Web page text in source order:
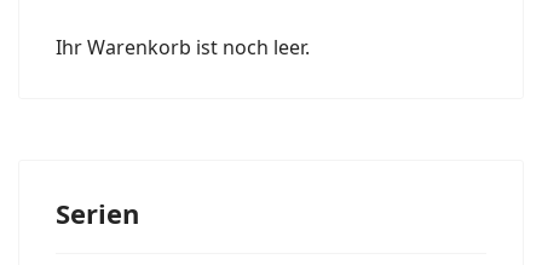
Ihr Warenkorb ist noch leer.
Serien